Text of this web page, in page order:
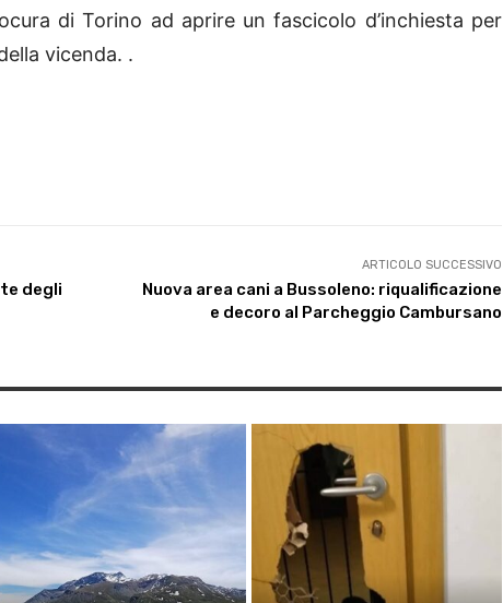
di Torino ad aprire un fascicolo d’inchiesta per
vicenda. .
degli
ARTICOLO SUCCESSIVO
Nuova area cani a Bussoleno: riqualificazione
e decoro al Parcheggio Cambursano